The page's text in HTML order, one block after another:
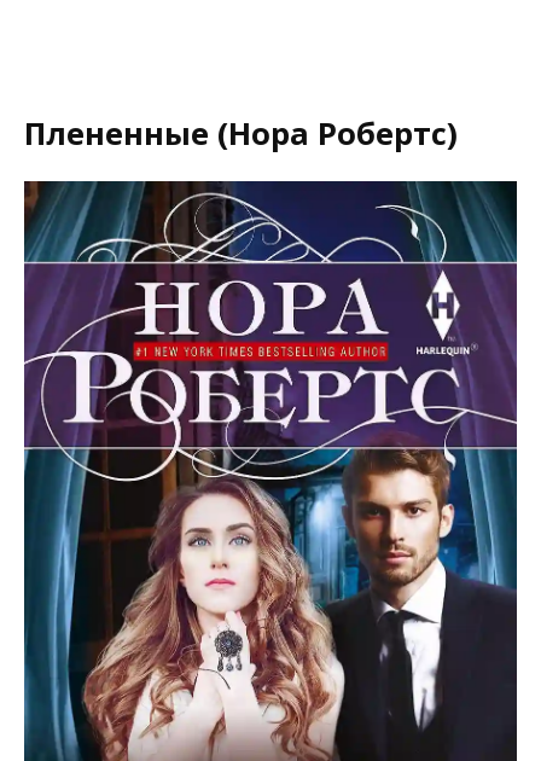
Плененные (Нора Робертс)